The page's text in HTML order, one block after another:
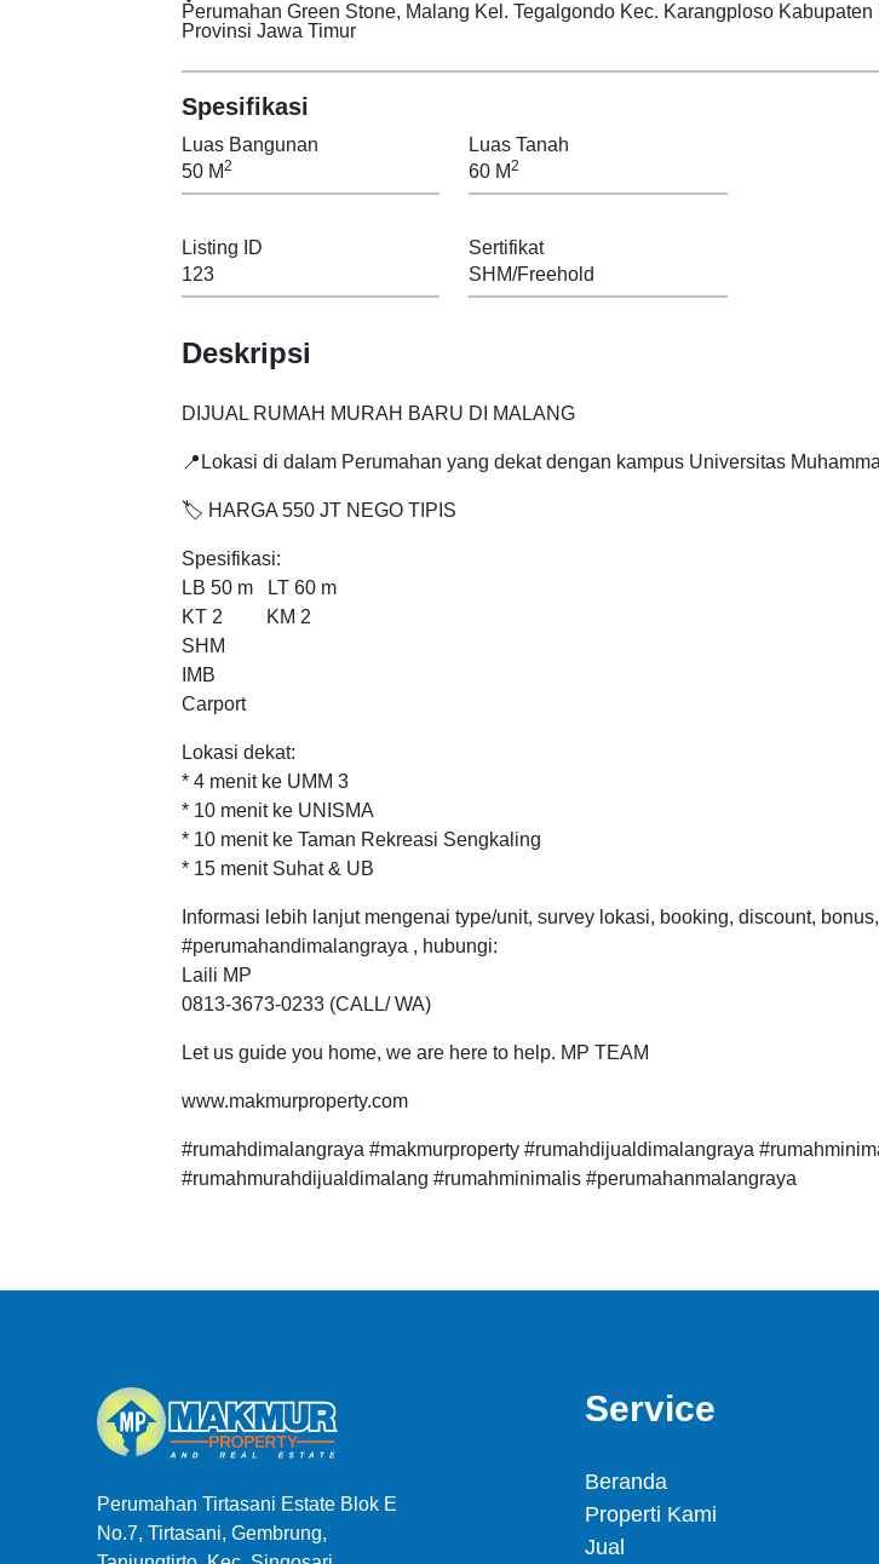
Perumahan Green Stone, Malang Kel. Tegalgondo Kec. Karangploso Kabupaten Malang
Provinsi Jawa Timur
Spesifikasi
Luas Bangunan
50 M2
Luas Tanah
60 M2
Listing ID
123
Sertifikat
SHM/Freehold
Deskripsi
DIJUAL RUMAH MURAH BARU DI MALANG
📍Lokasi di dalam Perumahan yang dekat dengan kampus Universitas
🏷️ HARGA 550 JT NEGO TIPIS
Spesifikasi:
LB 50 m LT 60 m
KT 2 KM 2
SHM
IMB
Carport
Lokasi dekat:
* 4 menit ke UMM 3
* 10 menit ke UNISMA
* 10 menit ke Taman Rekreasi Sengkaling
* 15 menit Suhat & UB
Informasi lebih lanjut mengenai type/unit, survey lokasi, booking, discount,
#perumahandimalangraya , hubungi:
Laili MP
0813-3673-0233 (CALL/ WA)
Let us guide you home, we are here to help. MP TEAM
www.makmurproperty.com
#rumahdimalangraya #makmurproperty #rumahdijualdimalangraya
#rumahmurahdijualdimalang #rumahminimalis #perumahanmalangraya
Perumahan Tirtasani Estate Blok E
No.7, Tirtasani, Gembrung,
Service
Beranda
Properti Kami
Jual